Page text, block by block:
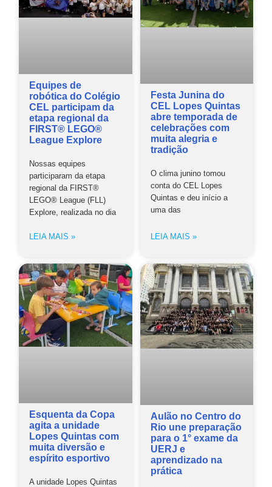
Equipes de
robótica do Colégio
CEL participam da
etapa regional da
FIRST® LEGO®
League Explore
Nossas equipes
participaram da etapa
regional da FIRST®
LEGO® League (FLL)
Explore, realizada no dia
LEIA MAIS »
Festa Junina do
CEL Lopes Quintas
abre temporada de
celebrações com
muita alegria e
tradição
O clima junino tomou
conta do CEL Lopes
Quintas e deu início a
uma das
LEIA MAIS »
Esquenta da Copa
agita a unidade
Lopes Quintas com
muita diversão e
espírito esportivo
A unidade Lopes Quintas
Aulão no Centro do
Rio une preparação
para o 1° exame da
UERJ e
aprendizado na
prática